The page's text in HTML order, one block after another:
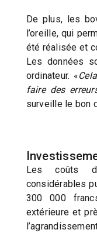
De plus, les
l’oreille, qui
été réalisée et
Les données
ordinateur. «
faire des
surveille le bon
Les coûts
considérables
300 000
extérieure et